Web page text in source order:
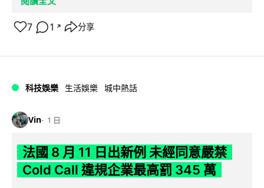
7 1 ↗ 分享
科技娛樂 生活娛樂 城中熱話
Vin 1 日
法國 8 月 11 日出新例 未經同意嚴禁
Cold Call 違規企業最高罰 345 萬